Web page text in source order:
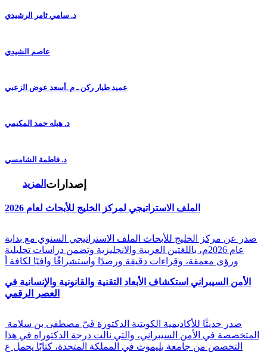
د. سامي ثامر الرشيدي
عاصم الشيدي
عميد طيار ركن ـ م .أسعد عوض الزعبي
د. هيله حمد المكيمي
د. فاطمة الشامسي
المزيد إصدارات
الملف الاستراتيجي لمركز الخليج للأبحاث لعام 2026
صدر عن مركز الخليج للأبحاث الملف الاستراتيجي السنوي مع بداية
عام 2026م، باللغتين العربية والانجليزية وتضمن دراسات تحليلية
ورؤى معمقة، وقراءات دقيقة ورصدًا واستشرافًا وافيًا لكافة أ
الأمن السيبراني استكشاف الأبعاد التقنية والقانونية والإنسانية في
العصر الرقمي
المتخصصة في الأمن السيبراني، والتي نالت درجة الدكتوراه في هذا
التخصص من جامعة بليموث في المملكة المتحدة، كتابًا يحمل ع